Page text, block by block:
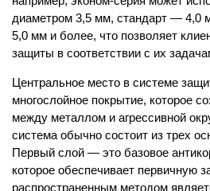
диаметром 3,5 мм, стандарт — 4,0
5,0 мм и более, что позволяет
защиты в соответствии с их
Центральное место в системе
многослойное покрытие, которое
между металлом и агрессивной
система обычно состоит из трех
Первый слой — это базовое
которое обеспечивает первичную
распространенным методом